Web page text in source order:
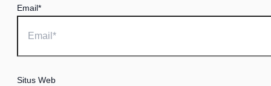
Email*
Situs Web